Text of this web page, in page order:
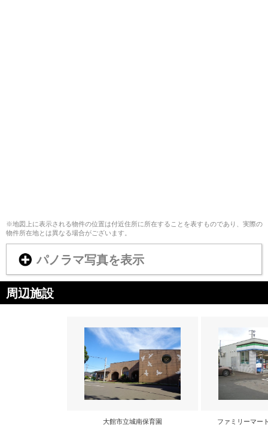
※地図上に表示される物件の位置は付近住所に所在することを表すものであり、実際の
物件所在地とは異なる場合がございます。
パノラマ写真を表示
周辺施設
大館市立城南保育園 ファミリーマー